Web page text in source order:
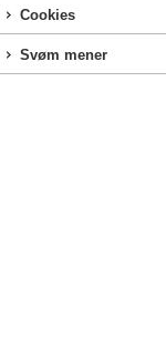
Cookies
Svøm mener